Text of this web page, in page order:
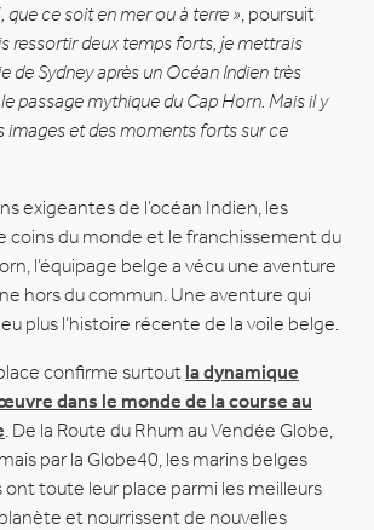
que ce soit en mer ou à terre » , poursuit
ressortir deux temps forts, je mettrais
de Sydney après un Océan Indien très
passage mythique du Cap Horn. Mais il y
images et des moments forts sur ce
exigeantes de l’océan Indien, les
coins du monde et le franchissement du
l’équipage belge a vécu une aventure
hors du commun. Une aventure qui
plus l’histoire récente de la voile belge.
confirme surtout la dynamique
dans le monde de la course au
. De la Route du Rhum au Vendée Globe,
par la Globe40, les marins belges
ont toute leur place parmi les meilleurs
et nourrissent de nouvelles